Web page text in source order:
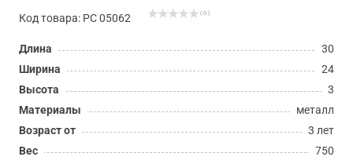
Код товара: РС 05062 ( 0 )
Длина
30
Ширина
24
Высота
3
Материалы
металл
Возраст от
3 лет
Вес
750